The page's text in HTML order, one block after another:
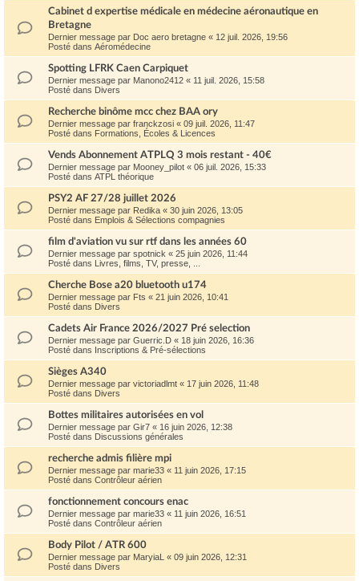
Cabinet d expertise médicale en médecine aéronautique en
Bretagne
Dernier message par Doc aero bretagne « 12 juil. 2026, 19:56
Posté dans Aéromédecine
Spotting LFRK Caen Carpiquet
Dernier message par Manono2412 « 11 juil. 2026, 15:58
Posté dans Divers
Recherche binôme mcc chez BAA ory
Dernier message par franckzosi « 09 juil. 2026, 11:47
Posté dans Formations, Écoles & Licences
Vends Abonnement ATPLQ 3 mois restant - 40€
Dernier message par Mooney_pilot « 06 juil. 2026, 15:33
Posté dans ATPL théorique
PSY2 AF 27/28 juillet 2026
Dernier message par Redika « 30 juin 2026, 13:05
Posté dans Emplois & Sélections compagnies
film d'aviation vu sur rtf dans les années 60
Dernier message par spotnick « 25 juin 2026, 11:44
Posté dans Livres, films, TV, presse, ...
Cherche Bose a20 bluetooth u174
Dernier message par Fts « 21 juin 2026, 10:41
Posté dans Divers
Cadets Air France 2026/2027 Pré selection
Dernier message par Guerric.D « 18 juin 2026, 16:36
Posté dans Inscriptions & Pré-sélections
Sièges A340
Dernier message par victoriadlmt « 17 juin 2026, 11:48
Posté dans Divers
Bottes militaires autorisées en vol
Dernier message par Gir7 « 16 juin 2026, 12:38
Posté dans Discussions générales
recherche admis filière mpi
Dernier message par marie33 « 11 juin 2026, 17:15
Posté dans Contrôleur aérien
fonctionnement concours enac
Dernier message par marie33 « 11 juin 2026, 16:51
Posté dans Contrôleur aérien
Body Pilot / ATR 600
Dernier message par MaryiaL « 09 juin 2026, 12:31
Posté dans Divers